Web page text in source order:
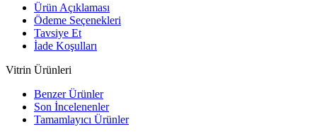
Ürün Açıklaması
Ödeme Seçenekleri
Tavsiye Et
İade Koşulları
Vitrin Ürünleri
Benzer Ürünler
Son İncelenenler
Tamamlayıcı Ürünler